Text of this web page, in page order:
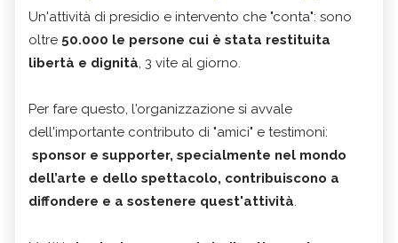
Un'attività di presidio e intervento che "conta": sono
oltre 50.000 le persone cui è stata restituita
libertà e dignità, 3 vite al giorno.
Per fare questo, l'organizzazione si avvale
dell'importante contributo di "amici" e testimoni:
sponsor e supporter, specialmente nel mondo
dell’arte e dello spettacolo, contribuiscono a
diffondere e a sostenere quest'attività.